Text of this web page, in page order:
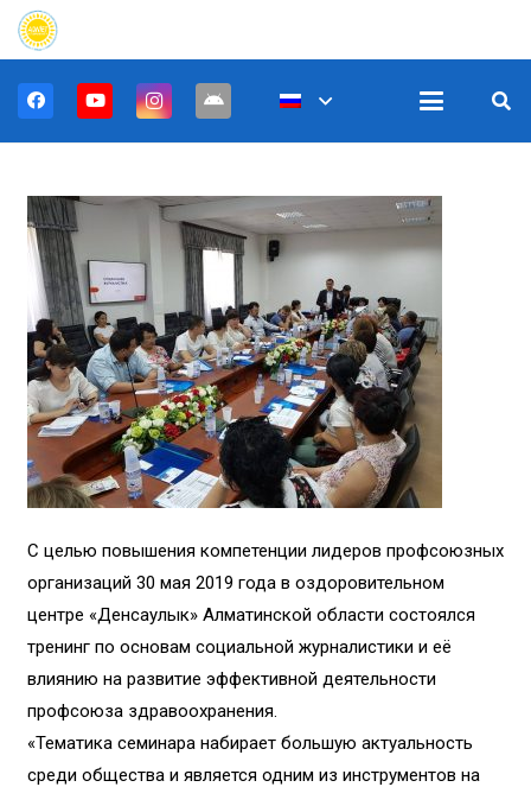
С целью повышения компетенции лидеров профсоюзных
организаций 30 мая 2019 года в оздоровительном
центре «Денсаулык» Алматинской области состоялся
тренинг по основам социальной журналистики и её
влиянию на развитие эффективной деятельности
профсоюза здравоохранения.
«Тематика семинара набирает большую актуальность
среди общества и является одним из инструментов на